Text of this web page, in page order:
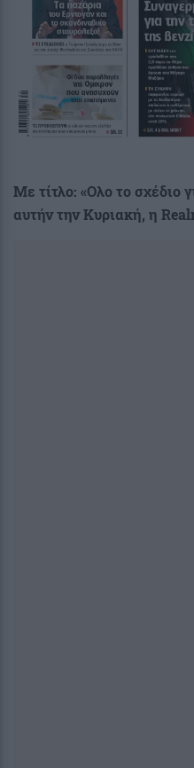
Με τίτλο: «Ολο το σχέδιο
αυτήν την Κυριακή, η